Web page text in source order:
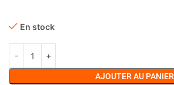
En stock
AJOUTER AU PANIER